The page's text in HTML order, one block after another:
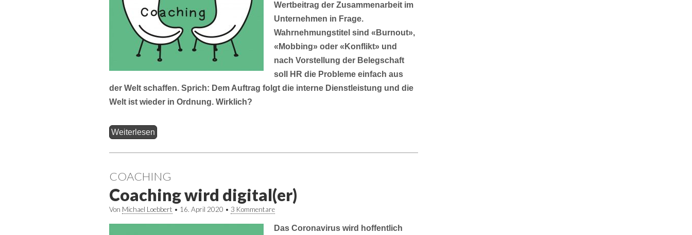
Wertbeitrag der Zusammenarbeit im
Unternehmen in Frage.
Wahrnehmungstitel sind «Burnout»,
«Mobbing» oder «Konflikt» und
nach Vorstellung der Belegschaft
soll HR die Probleme einfach aus
der Welt schaffen. Sprich: Dem Auftrag folgt die interne Dienstleistung und die
Welt ist wieder in Ordnung. Wirklich?
Weiterlesen
COACHING
Coaching wird digital(er)
Von Michael Loebbert • 16. April 2020 • 3 Kommentare
Das Coronavirus wird hoffentlich